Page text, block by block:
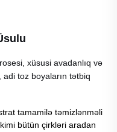
xüsusi avadanlıq və
toz boyaların tətbiq
tamamilə təmizlənməli
bütün çirkləri aradan